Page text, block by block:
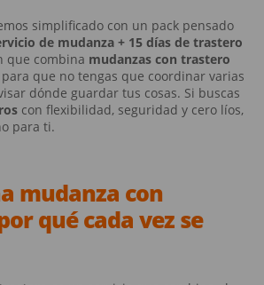
simplificado con un pack pensado
de mudanza + 15 días de trastero
que combina mudanzas con trastero
que no tengas que coordinar varias
dónde guardar tus cosas. Si buscas
con flexibilidad, seguridad y cero líos,
para ti.
mudanza con
qué cada vez se